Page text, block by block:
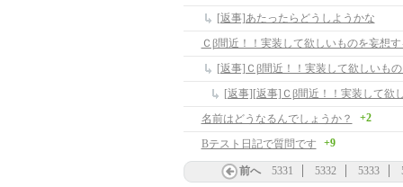
[返事]あたったらどうしようかな
Ｃβ間近！！実装して欲しいものを妄想
[返事]Ｃβ間近！！実装して欲しいも
名前はどうなるんでしょうか？ +2
Bテスト日記で質問です +9
前へ 5331 5332 5333